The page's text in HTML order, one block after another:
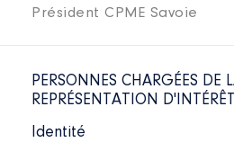
Président CPME Savoie
PERSONNES CHARGÉES DE
REPRÉSENTATION
Identité